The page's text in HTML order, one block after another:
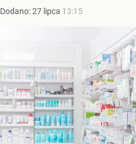
Dodano:27 lipca 13:15